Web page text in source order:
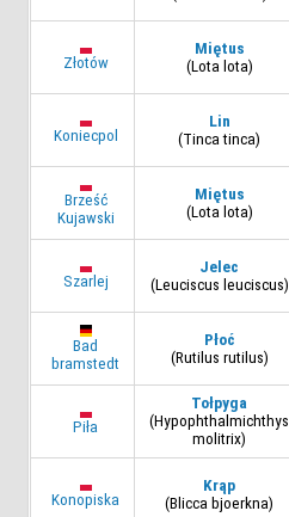
Złotów
Miętus
(Lota lota)
Koniecpol
Lin
(Tinca tinca)
Brześć
Kujawski
Miętus
(Lota lota)
Szarlej
Jelec
(Leuciscus leuciscus)
Bad
bramstedt
Płoć
(Rutilus rutilus)
Piła
Tołpyga
(Hypophthalmichthys
molitrix)
Konopiska
Krąp
(Blicca bjoerkna)